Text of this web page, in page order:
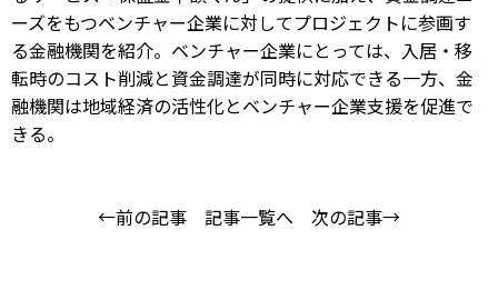
ーズをもつベンチャー企業に対してプロジェクトに参画す
る金融機関を紹介。ベンチャー企業にとっては、入居・移
転時のコスト削減と資金調達が同時に対応できる一方、金
融機関は地域経済の活性化とベンチャー企業支援を促進で
きる。
←前の記事 記事一覧へ 次の記事→